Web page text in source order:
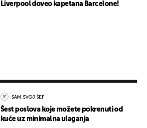
Liverpool doveo kapetana Barcelone!
SAM SVOJ ŠEF
Šest poslova koje možete pokrenuti od
kuće uz minimalna ulaganja